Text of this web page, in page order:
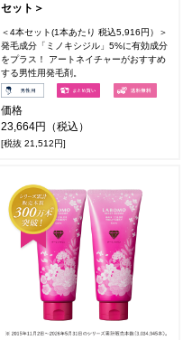
セット＞
＜4本セット(1本あたり 税込5,916円）＞
発毛成分「ミノキシジル」5%に有効成分
をプラス！ アートネイチャーがおすすめ
する男性用発毛剤。
価格
23,664円（税込）
[税抜 21,512円]